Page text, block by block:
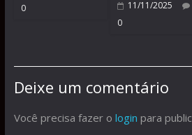
0
11/11/2025
0
Deixe um comentário
Você precisa fazer o login para